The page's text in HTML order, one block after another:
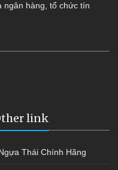
ngân hàng, tổ chức tín
link
Thái Chính Hãng